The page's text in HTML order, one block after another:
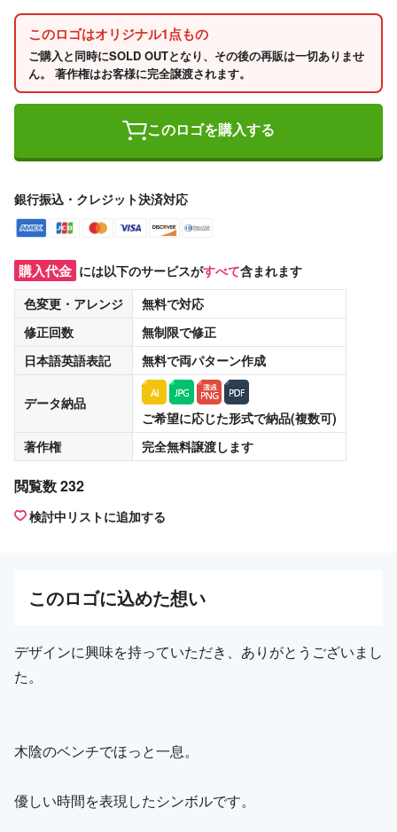
このロゴはオリジナル1点もの
ご購入と同時にSOLD OUTとなり、その後の再販は一切ありませ
ん。 著作権はお客様に完全譲渡されます。
このロゴを購入する
銀行振込・クレジット決済対応
購入代金 には以下のサービスがすべて含まれます
色変更・アレンジ
無料で対応
修正回数
無制限で修正
日本語英語表記
無料で両パターン作成
データ納品
ご希望に応じた形式で納品(複数可)
著作権
完全無料譲渡します
閲覧数 232
検討中リストに追加する
このロゴに込めた想い
デザインに興味を持っていただき、ありがとうございまし
た。
木陰のベンチでほっと一息。
優しい時間を表現したシンボルです。